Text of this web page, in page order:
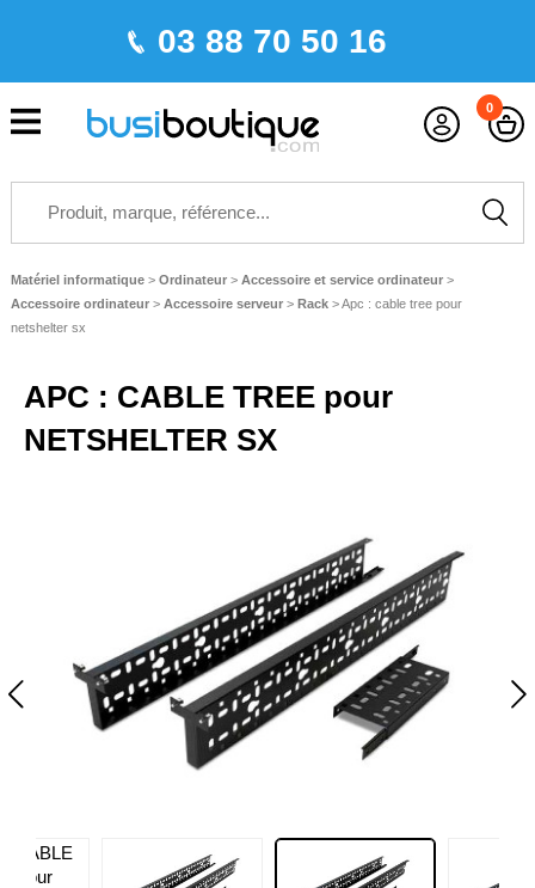
03 88 70 50 16
0
Matériel informatique > Ordinateur > Accessoire et service ordinateur >
Accessoire ordinateur > Accessoire serveur > Rack>Apc : cable tree pour
netshelter sx
APC : CABLE TREE pour
NETSHELTER SX